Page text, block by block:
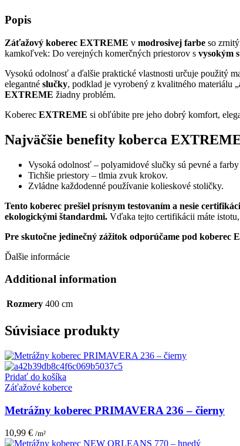
Popis
Záťažový koberec EXTREME v modrosivej farbe so
kamkoľvek: Do verejných komerčných priestorov s vysokým
Vysokú odolnosť a ďalšie praktické vlastnosti určuje použitý
elegantné slučky, podklad je vyrobený z kvalitného materiálu „
EXTREME žiadny problém.
Koberec EXTREME si obľúbite pre jeho dobrý komfort,
Najväčšie benefity koberca
Vysoká odolnosť – polyamidové slučky sú pevné a farby
Tichšie priestory – tlmia zvuk krokov.
Zvládne každodenné používanie kolieskové stoličky.
Tento koberec prešiel prísnym testovaním a nesie
ekologickými štandardmi. Vďaka tejto certifikácii máte
Pre skutočne jedinečný zážitok odporúčame pod
Ďalšie informácie
Additional information
Rozmery 400 cm
Súvisiace produkty
Pridať do košíka
Záťažové koberce
Metrážny koberec PRIMAVERA 236 – čierny
10,99 € /m²